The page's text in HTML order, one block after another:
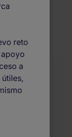
reto
a